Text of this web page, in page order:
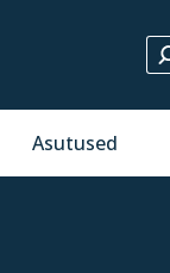
Asutused